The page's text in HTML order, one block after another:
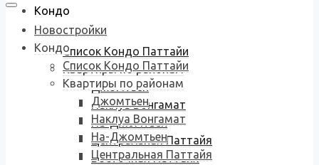
Кондо
Список Кондо Паттайи
Квартиры по районам
Джомтьен
Наклуа Вонгамат
На-Джомтьен
Центральная Паттайя
Восточная Паттайя
Новостройки
Кондо
Список Кондо Паттайи
Квартиры по районам
Джомтьен
Наклуа Вонгамат
На-Джомтьен
Центральная Паттайя